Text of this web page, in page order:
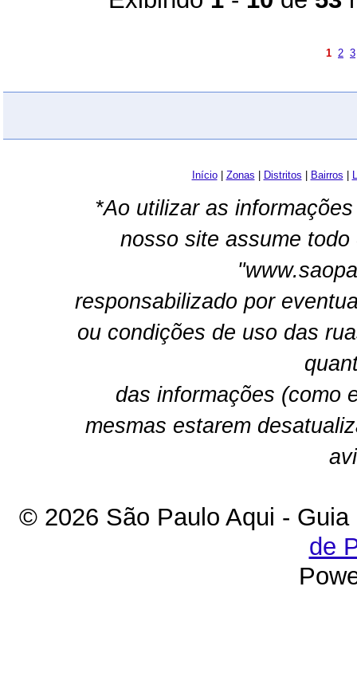
1 2 3
Início| Zonas Distritos Bairros
*Ao utilizar as
nosso site assume
responsabilizado por
ou condições de uso das
das informações (como
mesmas estarem
© 2026 São Paulo Aqui -
de